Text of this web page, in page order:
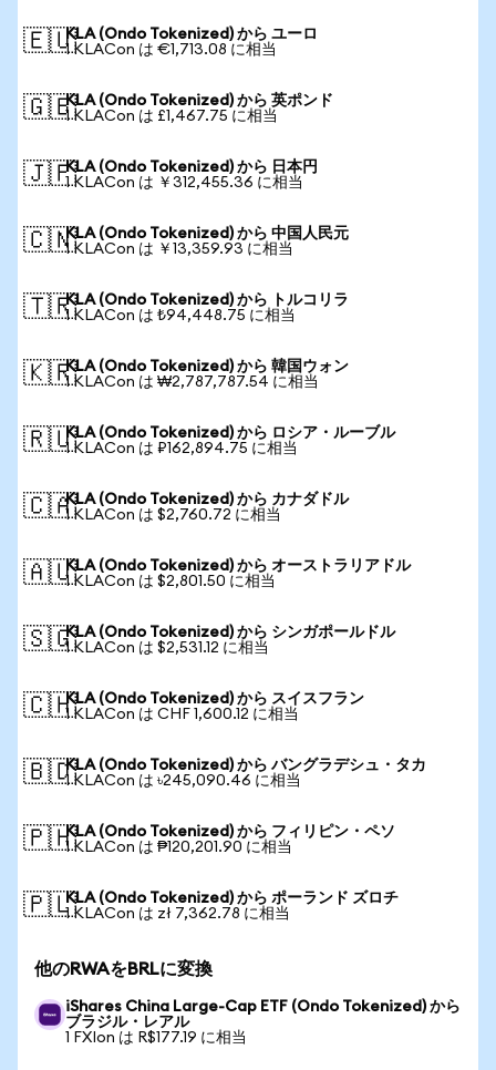
🇪🇺KLA (Ondo Tokenized) から ユーロ
1 KLACon は €1,713.08 に相当
🇬🇧KLA (Ondo Tokenized) から 英ポンド
1 KLACon は £1,467.75 に相当
🇯🇵KLA (Ondo Tokenized) から 日本円
1 KLACon は ￥312,455.36 に相当
🇨🇳KLA (Ondo Tokenized) から 中国人民元
1 KLACon は ￥13,359.93 に相当
🇹🇷KLA (Ondo Tokenized) から トルコリラ
1 KLACon は ₺94,448.75 に相当
🇰🇷KLA (Ondo Tokenized) から 韓国ウォン
1 KLACon は ₩2,787,787.54 に相当
🇷🇺KLA (Ondo Tokenized) から ロシア・ルーブル
1 KLACon は ₽162,894.75 に相当
🇨🇦KLA (Ondo Tokenized) から カナダドル
1 KLACon は $2,760.72 に相当
🇦🇺KLA (Ondo Tokenized) から オーストラリアドル
1 KLACon は $2,801.50 に相当
🇸🇬KLA (Ondo Tokenized) から シンガポールドル
1 KLACon は $2,531.12 に相当
🇨🇭KLA (Ondo Tokenized) から スイスフラン
1 KLACon は CHF 1,600.12 に相当
🇧🇩KLA (Ondo Tokenized) から バングラデシュ・タカ
1 KLACon は ৳245,090.46 に相当
🇵🇭KLA (Ondo Tokenized) から フィリピン・ペソ
1 KLACon は ₱120,201.90 に相当
🇵🇱KLA (Ondo Tokenized) から ポーランド ズロチ
1 KLACon は zł 7,362.78 に相当
他のRWAをBRLに変換
iShares China Large-Cap ETF (Ondo Tokenized) から
ブラジル・レアル
1 FXIon は R$177.19 に相当